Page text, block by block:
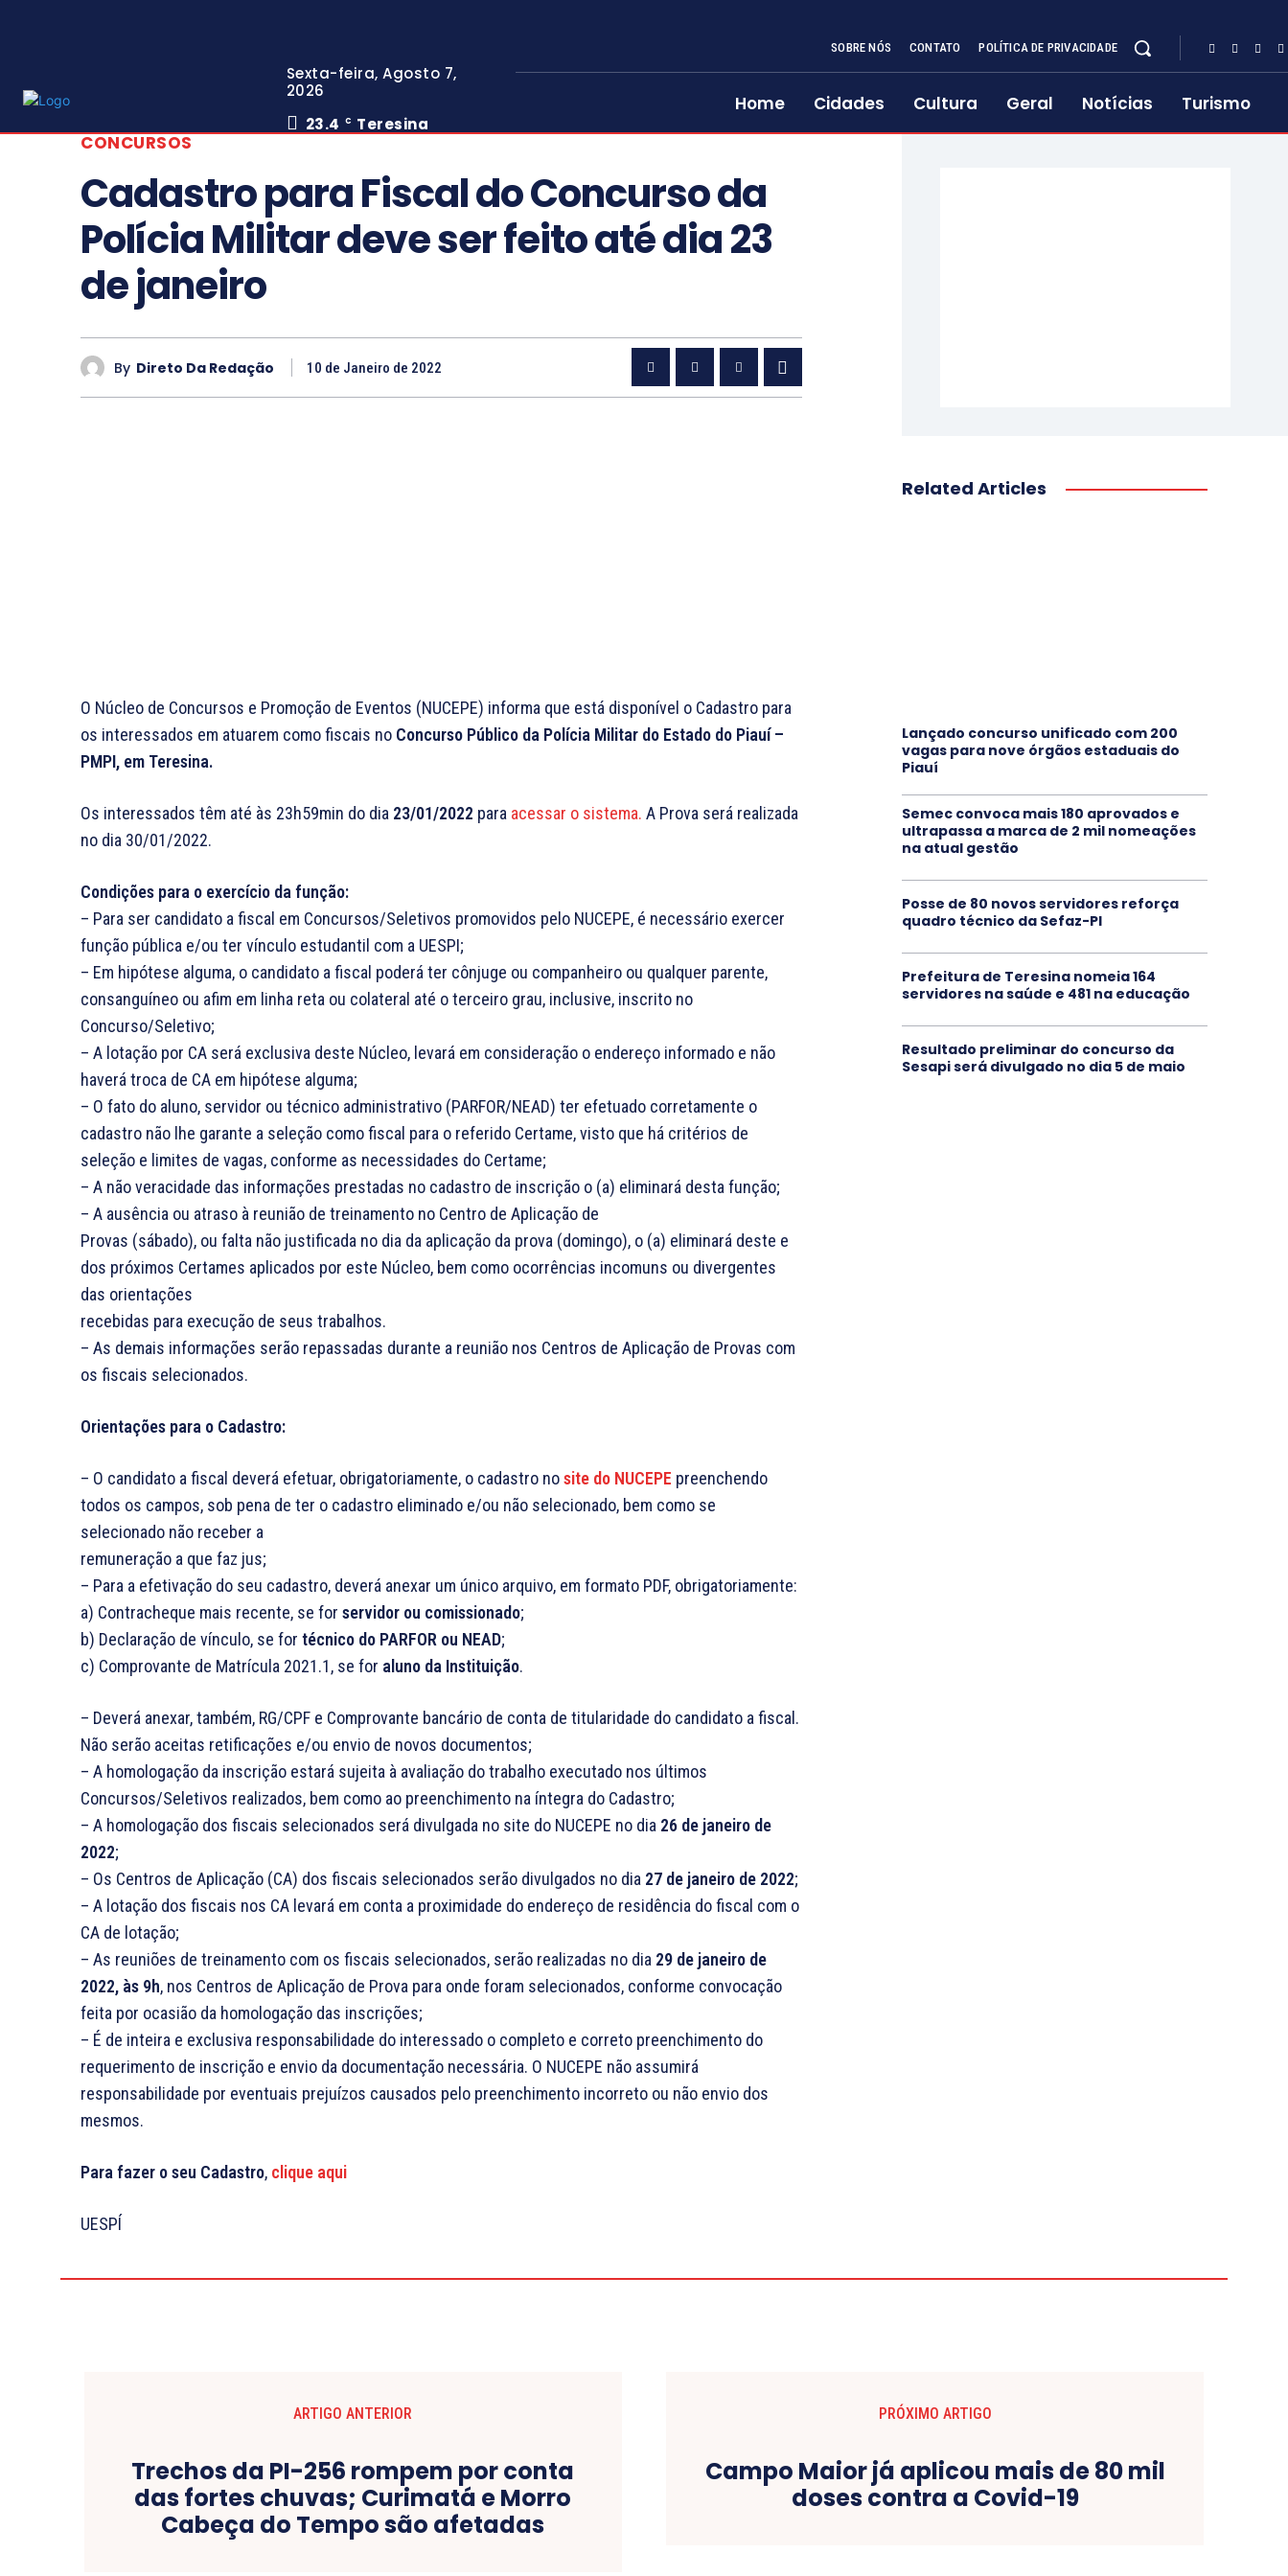
Sexta-feira, Agosto 7,
2026
23.4
C Teresina
SOBRE NÓS CONTATO POLÍTICA DE PRIVACIDADE
Home Cidades Cultura Geral Notícias
Turismo
CONCURSOS
Cadastro para Fiscal do Concurso da
Polícia Militar deve ser feito até dia 23
de janeiro
By Direto Da Redação 10 de Janeiro de 2022
O Núcleo de Concursos e Promoção de Eventos (NUCEPE) informa que está disponível o Cadastro para
os interessados em atuarem como fiscais no Concurso Público da Polícia Militar do Estado do Piauí –
PMPI, em Teresina.
Os interessados têm até às 23h59min do dia 23/01/2022 para acessar o sistema. A Prova será realizada
no dia 30/01/2022.
Condições para o exercício da função:
– Para ser candidato a fiscal em Concursos/Seletivos promovidos pelo NUCEPE, é necessário exercer
função pública e/ou ter vínculo estudantil com a UESPI;
– Em hipótese alguma, o candidato a fiscal poderá ter cônjuge ou companheiro ou qualquer parente,
consanguíneo ou afim em linha reta ou colateral até o terceiro grau, inclusive, inscrito no
Concurso/Seletivo;
– A lotação por CA será exclusiva deste Núcleo, levará em consideração o endereço informado e não
haverá troca de CA em hipótese alguma;
– O fato do aluno, servidor ou técnico administrativo (PARFOR/NEAD) ter efetuado corretamente o
cadastro não lhe garante a seleção como fiscal para o referido Certame, visto que há critérios de
seleção e limites de vagas, conforme as necessidades do Certame;
– A não veracidade das informações prestadas no cadastro de inscrição o (a) eliminará desta função;
– A ausência ou atraso à reunião de treinamento no Centro de Aplicação de
Provas (sábado), ou falta não justificada no dia da aplicação da prova (domingo), o (a) eliminará deste e
dos próximos Certames aplicados por este Núcleo, bem como ocorrências incomuns ou divergentes
das orientações
recebidas para execução de seus trabalhos.
– As demais informações serão repassadas durante a reunião nos Centros de Aplicação de Provas com
os fiscais selecionados.
Orientações para o Cadastro:
– O candidato a fiscal deverá efetuar, obrigatoriamente, o cadastro nosite do NUCEPE preenchendo
todos os campos, sob pena de ter o cadastro eliminado e/ou não selecionado, bem como se
selecionado não receber a
remuneração a que faz jus;
– Para a efetivação do seu cadastro, deverá anexar um único arquivo, em formato PDF, obrigatoriamente:
a) Contracheque mais recente, se for servidor ou comissionado;
b) Declaração de vínculo, se for técnico do PARFOR ou NEAD;
c) Comprovante de Matrícula 2021.1, se for aluno da Instituição.
– Deverá anexar, também, RG/CPF e Comprovante bancário de conta de titularidade do candidato a fiscal.
Não serão aceitas retificações e/ou envio de novos documentos;
– A homologação da inscrição estará sujeita à avaliação do trabalho executado nos últimos
Concursos/Seletivos realizados, bem como ao preenchimento na íntegra do Cadastro;
– A homologação dos fiscais selecionados será divulgada no site do NUCEPE no dia 26 de janeiro de
2022;
– Os Centros de Aplicação (CA) dos fiscais selecionados serão divulgados no dia 27 de janeiro de 2022;
– A lotação dos fiscais nos CA levará em conta a proximidade do endereço de residência do fiscal com o
CA de lotação;
– As reuniões de treinamento com os fiscais selecionados, serão realizadas no dia 29 de janeiro de
2022, às 9h, nos Centros de Aplicação de Prova para onde foram selecionados, conforme convocação
feita por ocasião da homologação das inscrições;
– É de inteira e exclusiva responsabilidade do interessado o completo e correto preenchimento do
requerimento de inscrição e envio da documentação necessária. O NUCEPE não assumirá
responsabilidade por eventuais prejuízos causados pelo preenchimento incorreto ou não envio dos
mesmos.
Para fazer o seu Cadastro, clique aqui
UESPÍ
Related Articles
Lançado concurso unificado com 200
vagas para nove órgãos estaduais do
Piauí
Semec convoca mais 180 aprovados e
ultrapassa a marca de 2 mil nomeações
na atual gestão
Posse de 80 novos servidores reforça
quadro técnico da Sefaz-PI
Prefeitura de Teresina nomeia 164
servidores na saúde e 481 na educação
Resultado preliminar do concurso da
Sesapi será divulgado no dia 5 de maio
ARTIGO ANTERIOR
Trechos da PI-256 rompem por conta
das fortes chuvas; Curimatá e Morro
Cabeça do Tempo são afetadas
PRÓXIMO ARTIGO
Campo Maior já aplicou mais de 80 mil
doses contra a Covid-19